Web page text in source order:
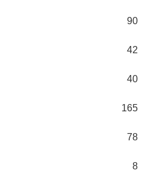
90
42
40
165
78
8